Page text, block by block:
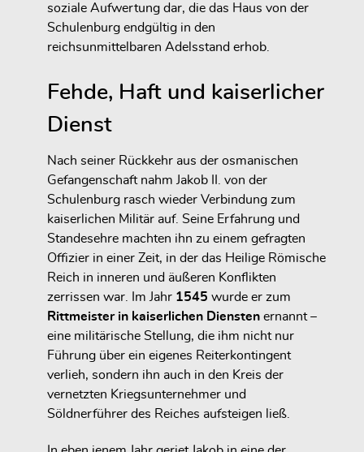
soziale Aufwertung dar, die das Haus von der
Schulenburg endgültig in den
reichsunmittelbaren Adelsstand erhob.
Fehde, Haft und kaiserlicher
Dienst
Nach seiner Rückkehr aus der osmanischen
Gefangenschaft nahm Jakob II. von der
Schulenburg rasch wieder Verbindung zum
kaiserlichen Militär auf. Seine Erfahrung und
Standesehre machten ihn zu einem gefragten
Offizier in einer Zeit, in der das Heilige Römische
Reich in inneren und äußeren Konflikten
zerrissen war. Im Jahr 1545 wurde er zum
Rittmeister in kaiserlichen Diensten ernannt –
eine militärische Stellung, die ihm nicht nur
Führung über ein eigenes Reiterkontingent
verlieh, sondern ihn auch in den Kreis der
vernetzten Kriegsunternehmer und
Söldnerführer des Reiches aufsteigen ließ.